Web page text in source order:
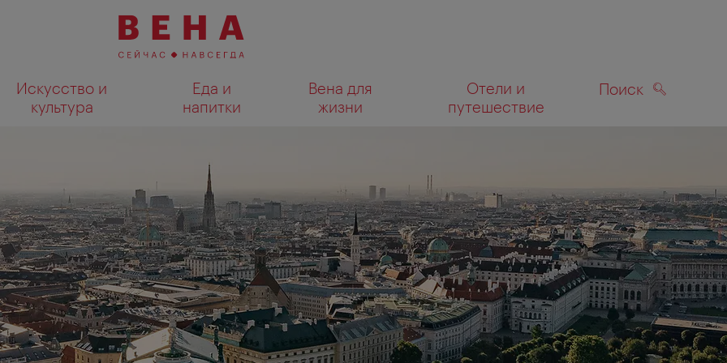
Искусство и
культура
Еда и
напитки
Вена для
жизни
Отели и
путешествие
Поиск